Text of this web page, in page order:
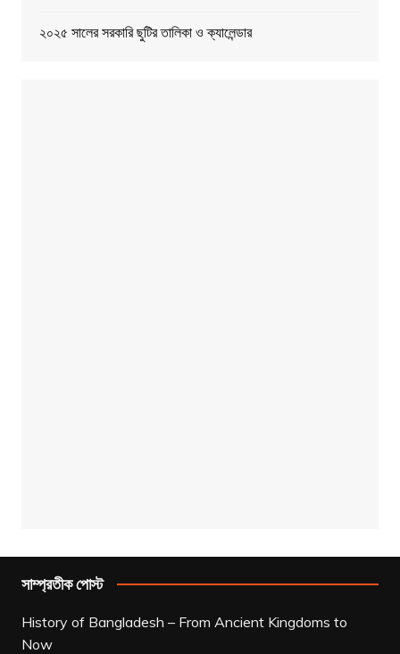
২০২৫ সালের সরকারি ছুটির তালিকা ও ক্যালেন্ডার
সাম্প্রতীক পোস্ট
History of Bangladesh – From Ancient Kingdoms to
Now